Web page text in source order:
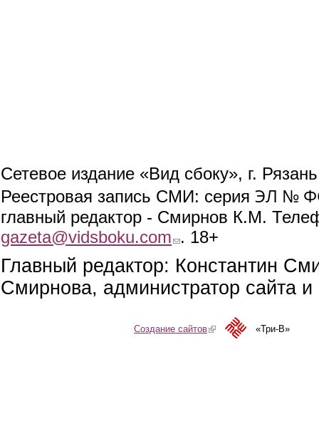
Сетевое издание «Вид сбоку», г.
Реестровая запись СМИ: серия ЭЛ №
главный редактор - Смирнов К.М.
gazeta@vidsboku.com (link sends e-mail)
. 18+
Главный редактор: Константин
Смирнова, администратор сайта
Создание сайтов(link is external)«Три-В»